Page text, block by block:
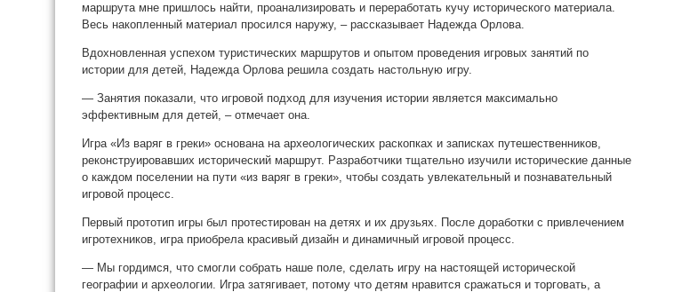
маршрута мне пришлось найти, проанализировать и переработать кучу исторического материала.
Весь накопленный материал просился наружу, – рассказывает Надежда Орлова.
Вдохновленная успехом туристических маршрутов и опытом проведения игровых занятий по
истории для детей, Надежда Орлова решила создать настольную игру.
— Занятия показали, что игровой подход для изучения истории является максимально
эффективным для детей, – отмечает она.
Игра «Из варяг в греки» основана на археологических раскопках и записках путешественников,
реконструировавших исторический маршрут. Разработчики тщательно изучили исторические данные
о каждом поселении на пути «из варяг в греки», чтобы создать увлекательный и познавательный
игровой процесс.
Первый прототип игры был протестирован на детях и их друзьях. После доработки с привлечением
игротехников, игра приобрела красивый дизайн и динамичный игровой процесс.
— Мы гордимся, что смогли собрать наше поле, сделать игру на настоящей исторической
географии и археологии. Игра затягивает, потому что детям нравится сражаться и торговать, а